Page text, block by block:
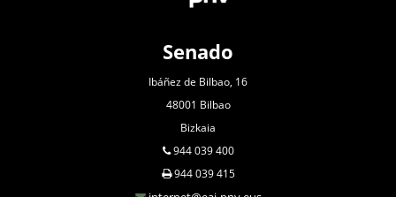
Senado
Ibáñez de Bilbao, 16
48001 Bilbao
Bizkaia
944 039 400
944 039 415